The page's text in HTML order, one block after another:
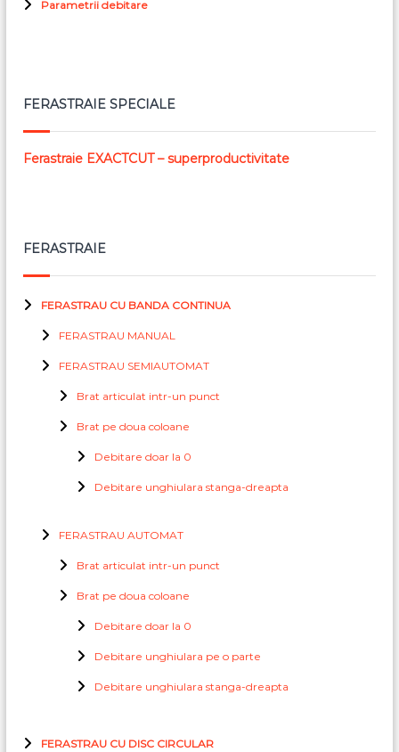
Parametrii debitare
FERASTRAIE SPECIALE
Ferastraie EXACTCUT – superproductivitate
FERASTRAIE
FERASTRAU CU BANDA CONTINUA
FERASTRAU MANUAL
FERASTRAU SEMIAUTOMAT
Brat articulat intr-un punct
Brat pe doua coloane
Debitare doar la 0
Debitare unghiulara stanga-dreapta
FERASTRAU AUTOMAT
Brat articulat intr-un punct
Brat pe doua coloane
Debitare doar la 0
Debitare unghiulara pe o parte
Debitare unghiulara stanga-dreapta
FERASTRAU CU DISC CIRCULAR